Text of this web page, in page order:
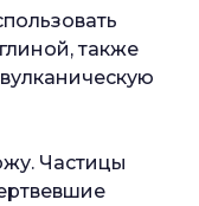
также
Частицы